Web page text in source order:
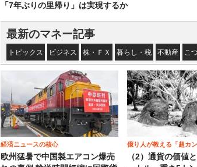
「7年ぶりの里帰り」は実現するか
最新のマネー記事
トピックス ビジネス 株・ＦＸ 暮らし・税 不動産 こ
経済ニュースの核心
欧州猛暑で中国製エアコン爆売
億り人が教える「超カ
（2）通貨の価値